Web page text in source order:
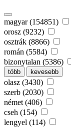
magyar (154851)
orosz (9232)
osztrák (8866)
román (5584)
bizonytalan (5386)
több kevesebb
olasz (3430)
szerb (2030)
német (406)
cseh (154)
lengyel (114)